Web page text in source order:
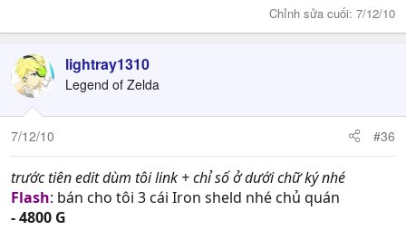
Chỉnh sửa cuối: 7/12/10
lightray1310
Legend of Zelda
7/12/10 #36
trước tiên edit dùm tôi link + chỉ số ở dưới chữ ký nhé
Flash: bán cho tôi 3 cái Iron sheld nhé chủ quán
- 4800 G